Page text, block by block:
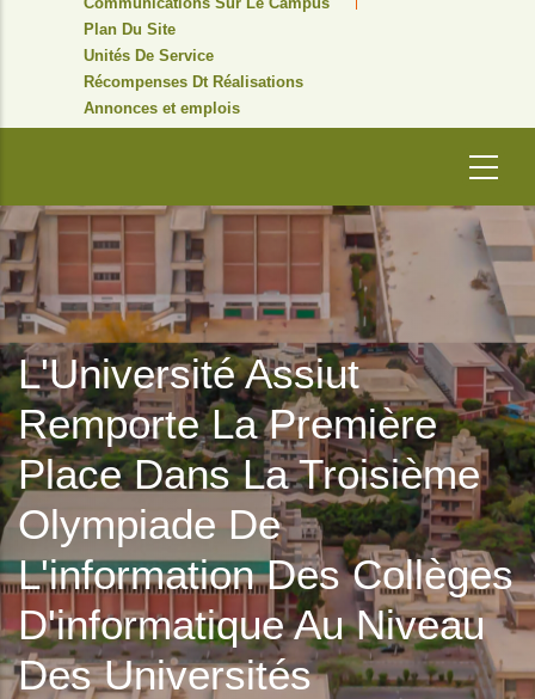
Communications Sur Le Campus
Plan Du Site
Unités De Service
Récompenses Dt Réalisations
Annonces et emplois
L'Université Assiut
Remporte La Première
Place Dans La Troisième
Olympiade De
L'information Des Collèges
D'informatique Au Niveau
Des Universités